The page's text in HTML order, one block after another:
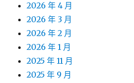
2026 年 4 月
2026 年 3 月
2026 年 2 月
2026 年 1 月
2025 年 11 月
2025 年 9 月